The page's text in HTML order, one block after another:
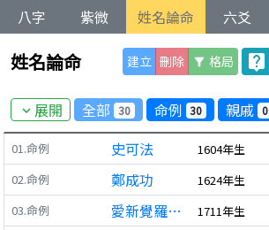
八字 紫微 姓名論命 六爻
姓名論命 建立 刪除 filter_alt 格局 live_help
expand_more 展開 全部 30 命例 30 親戚 0
01.命例 史可法 1604年生
02.命例 鄭成功 1624年生
03.命例 愛新覺羅弘曆 1711年生